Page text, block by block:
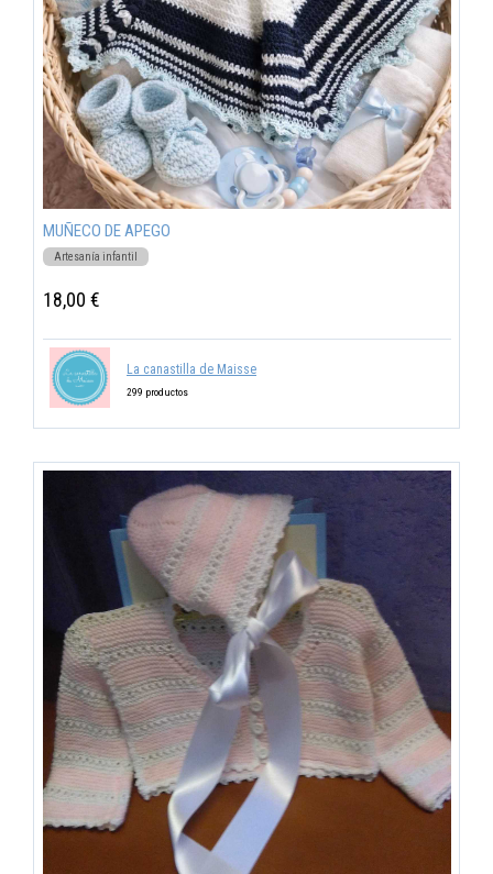
MUÑECO DE APEGO
Artesanía infantil
18,00 €
La canastilla de Maisse
299 productos